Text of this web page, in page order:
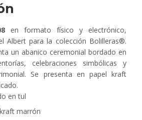
en formato físico y electrónico,
Albert para la colección Bolilleras®.
un abanico ceremonial bordado en
celebraciones simbólicas y
Se presenta en papel kraft
en tul
marrón